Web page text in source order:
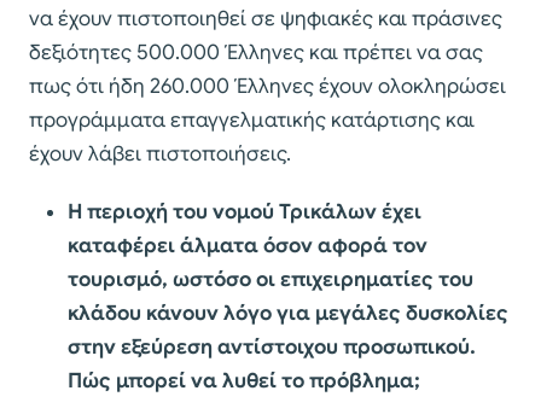
να έχουν πιστοποιηθεί σε ψηφιακές και πράσινες
δεξιότητες 500.000 Έλληνες και πρέπει να σας
πως ότι ήδη 260.000 Έλληνες έχουν ολοκληρώσει
προγράμματα επαγγελματικής κατάρτισης και
έχουν λάβει πιστοποιήσεις.
Η περιοχή του νομού Τρικάλων έχει
καταφέρει άλματα όσον αφορά τον
τουρισμό, ωστόσο οι επιχειρηματίες του
κλάδου κάνουν λόγο για μεγάλες δυσκολίες
στην εξεύρεση αντίστοιχου προσωπικού.
Πώς μπορεί να λυθεί το πρόβλημα;